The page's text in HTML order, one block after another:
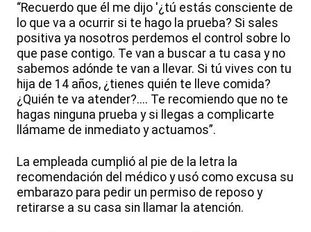
“Recuerdo que él me dijo '¿tú estás consciente de
lo que va a ocurrir si te hago la prueba? Si sales
positiva ya nosotros perdemos el control sobre lo
que pase contigo. Te van a buscar a tu casa y no
sabemos adónde te van a llevar. Si tú vives con tu
hija de 14 años, ¿tienes quién te lleve comida?
¿Quién te va atender?.... Te recomiendo que no te
hagas ninguna prueba y si llegas a complicarte
llámame de inmediato y actuamos”.
La empleada cumplió al pie de la letra la
recomendación del médico y usó como excusa su
embarazo para pedir un permiso de reposo y
retirarse a su casa sin llamar la atención.